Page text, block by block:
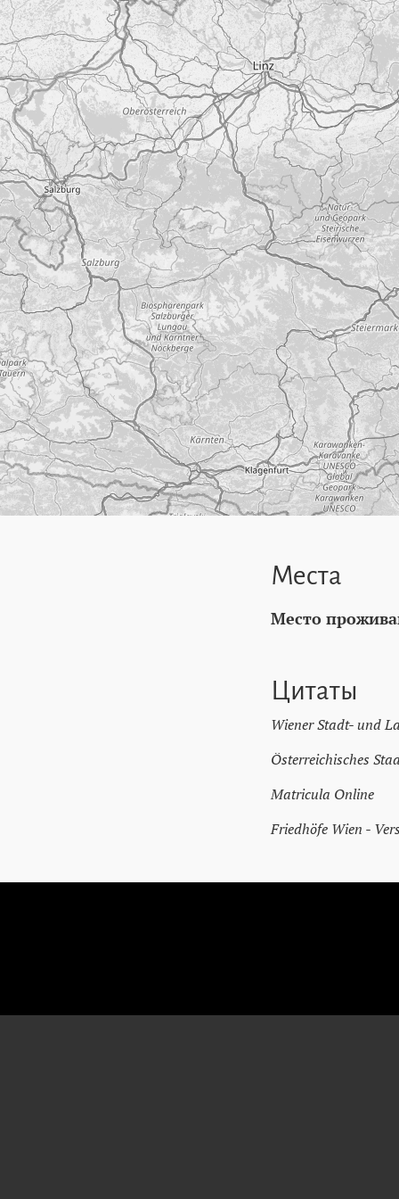
Места
Место
Цитаты
Wiener Stadt- und
Österreichisches
Matricula Online
Friedhöfe Wien -